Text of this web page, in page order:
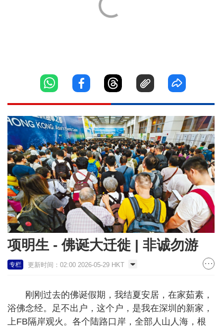
项明生 - 佛诞大迁徙 | 非诚勿游
专栏 更新时间：02:00 2026-05-29 HKT
刚刚过去的佛诞假期，我结夏安居，在家茹素，
浴佛念经。足不出户，这个户，是我在深圳的新家，
上FB隔岸观火。各个陆路口岸，全部人山人海，根